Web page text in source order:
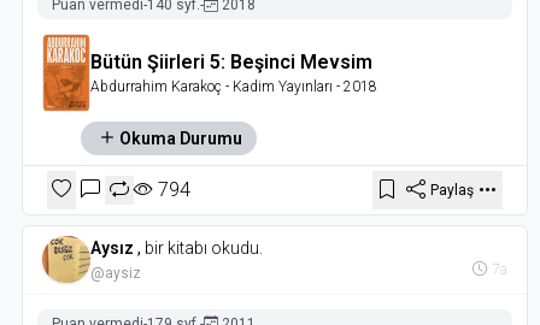
Puan vermedi-140 syf.- 2018
Bütün Şiirleri 5: Beşinci Mevsim
Abdurrahim Karakoç - Kadim Yayınları - 2018
Okuma Durumu
794 Paylaş
Aysız , bir kitabı okudu.
@aysiz 7a